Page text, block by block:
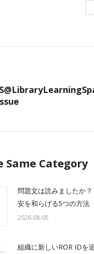
Same Category
問題文は読みましたか
安を和らげる5つの方法
2026-08-05
組織に新しいROR IDを